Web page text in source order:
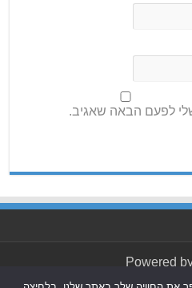
לפעם הבאה שאגיב.
Powered